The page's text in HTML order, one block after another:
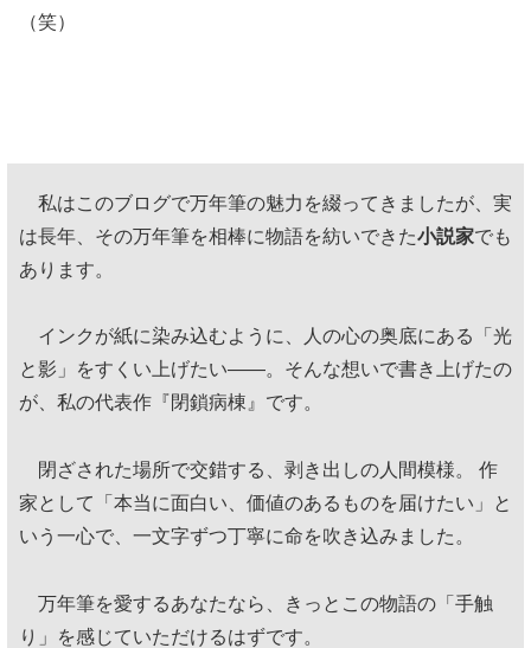
（笑）
私はこのブログで万年筆の魅力を綴ってきましたが、実
は長年、その万年筆を相棒に物語を紡いできた小説家でも
あります。
インクが紙に染み込むように、人の心の奥底にある「光
と影」をすくい上げたい——。そんな想いで書き上げたの
が、私の代表作『閉鎖病棟』です。
閉ざされた場所で交錯する、剥き出しの人間模様。 作
家として「本当に面白い、価値のあるものを届けたい」と
いう一心で、一文字ずつ丁寧に命を吹き込みました。
万年筆を愛するあなたなら、きっとこの物語の「手触
り」を感じていただけるはずです。